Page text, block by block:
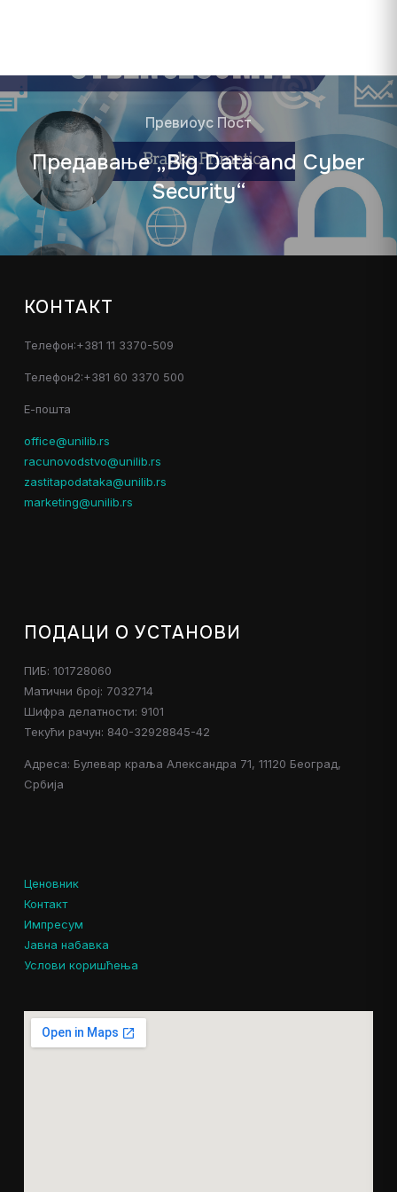
Превиоус Пост
Предавање „Big Data and Cyber
Security“
КОНТАКТ
Телефон:+381 11 3370-509
Телефон2:+381 60 3370 500
Е-пошта
office@unilib.rs
racunovodstvo@unilib.rs
zastitapodataka@unilib.rs
marketing@unilib.rs
ПОДАЦИ О УСТАНОВИ
ПИБ: 101728060
Матични број: 7032714
Шифра делатности: 9101
Текући рачун: 840-32928845-42
Адреса: Булевар краља Александра 71, 11120 Београд,
Србија
Ценовник
Контакт
Импресум
Јавна набавка
Услови коришћења